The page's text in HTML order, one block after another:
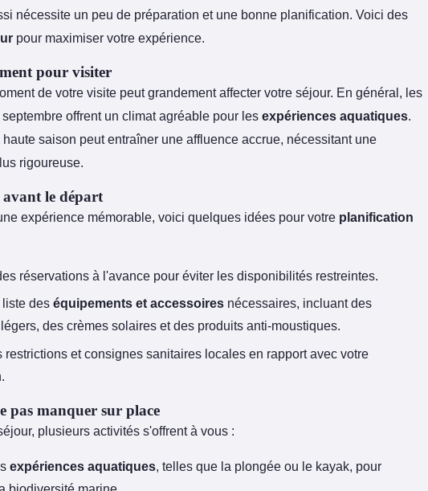
nécessite un peu de préparation et une bonne planification. Voici des
pour maximiser votre expérience.
pour visiter
de votre visite peut grandement affecter votre séjour. En général, les
offrent un climat agréable pour les expériences aquatiques.
saison peut entraîner une affluence accrue, nécessitant une
rigoureuse.
le départ
expérience mémorable, voici quelques idées pour votre planification
réservations à l'avance pour éviter les disponibilités restreintes.
liste des équipements et accessoires nécessaires, incluant des
des crèmes solaires et des produits anti-moustiques.
restrictions et consignes sanitaires locales en rapport avec votre
pas manquer sur place
plusieurs activités s'offrent à vous :
expériences aquatiques, telles que la plongée ou le kayak, pour